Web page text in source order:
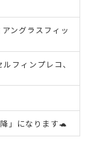
ングラスフィッ
フィンプレコ、
」になります🐢